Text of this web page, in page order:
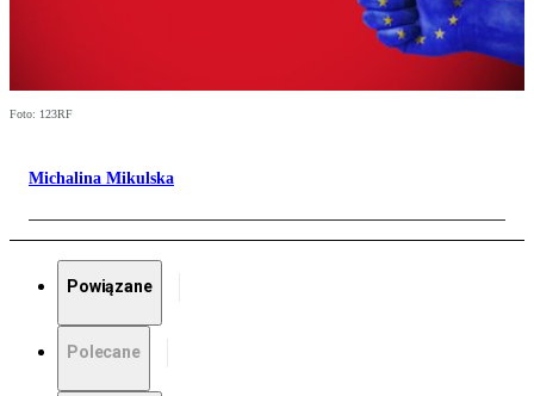
Foto: 123RF
Michalina Mikulska
Powiązane
Polecane